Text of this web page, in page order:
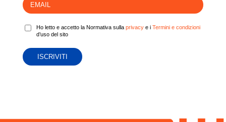
Ho letto e accetto la Normativa sulla privacye i Termini e condizioni
d’uso del sito